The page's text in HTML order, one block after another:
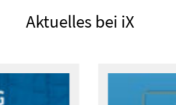
Aktuelles bei iX